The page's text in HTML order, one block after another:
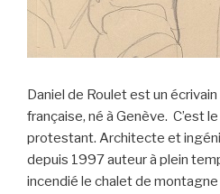
Daniel de Roulet est un
française, né à Genève. C’est
protestant. Architecte et
depuis 1997 auteur à plein
incendié le chalet de